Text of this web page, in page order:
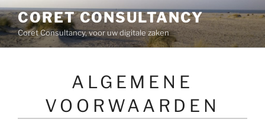
Ga
naar
de
inhoud
CORET CONSULTANCY
Coret Consultancy, voor uw digitale zaken
ALGEMENE
VOORWAARDEN